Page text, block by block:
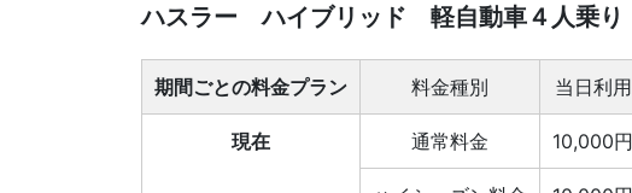
ハスラー ハイブリッド 軽自動車４人乗り
期間ごとの料金プラン 料金種別 当日利用
現在 通常料金 10,000円